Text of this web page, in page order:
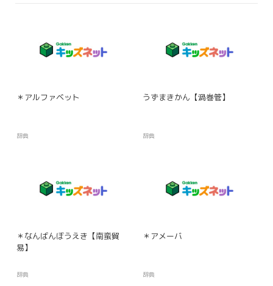
＊アルファベット
辞典
うずまきかん【渦巻管】
辞典
＊なんばんぼうえき【南蛮貿
易】
辞典
＊アメーバ
辞典